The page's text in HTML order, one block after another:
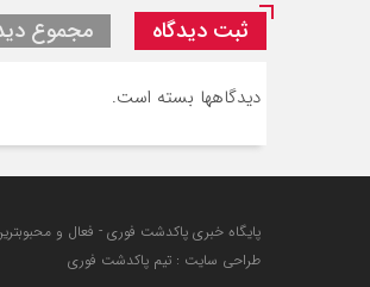
ثبت دیدگاه مجموع
دیدگاهها بسته است.
پایگاه خبری پاکدشت فوری - فعال و
طراحی سایت : تیم پاکدشت فوری